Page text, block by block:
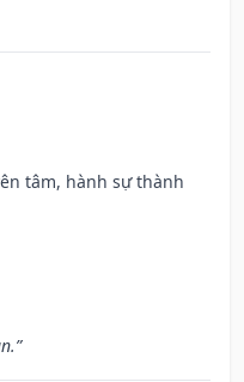
tâm, hành sự thành